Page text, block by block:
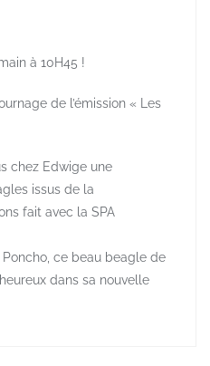
à 10H45 !
de l’émission « Les
chez Edwige une
issus de la
fait avec la SPA
ce beau beagle de
dans sa nouvelle